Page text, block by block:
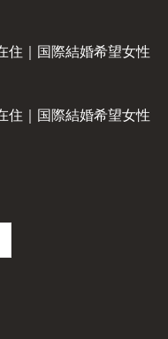
住｜国際結婚希望女性
住｜国際結婚希望女性